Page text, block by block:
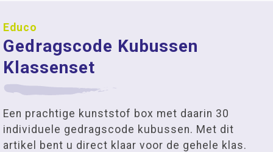
Educo
Gedragscode Kubussen
Klassenset
Een prachtige kunststof box met daarin 30
individuele gedragscode kubussen. Met dit
artikel bent u direct klaar voor de gehele klas.